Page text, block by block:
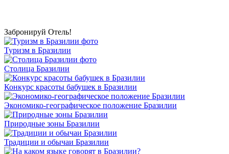
Забронируй Отель!
Туризм в Бразилии
Столица Бразилии
Конкурс красоты бабушек в Бразилии
Экономико-географическое положение Бразилии
Природные зоны Бразилии
Традиции и обычаи Бразилии